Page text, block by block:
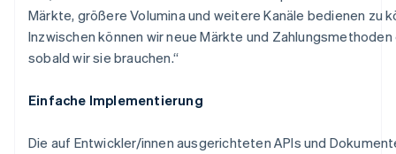
Märkte, größere Volumina und weitere Kanäle bedienen zu
Inzwischen können wir neue Märkte und
sobald wir sie brauchen.“
Einfache Implementierung
Die auf Entwickler/innen ausgerichteten APIs und